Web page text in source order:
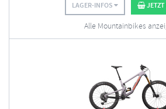
LAGER-INFOS
Alle Mountainbikes